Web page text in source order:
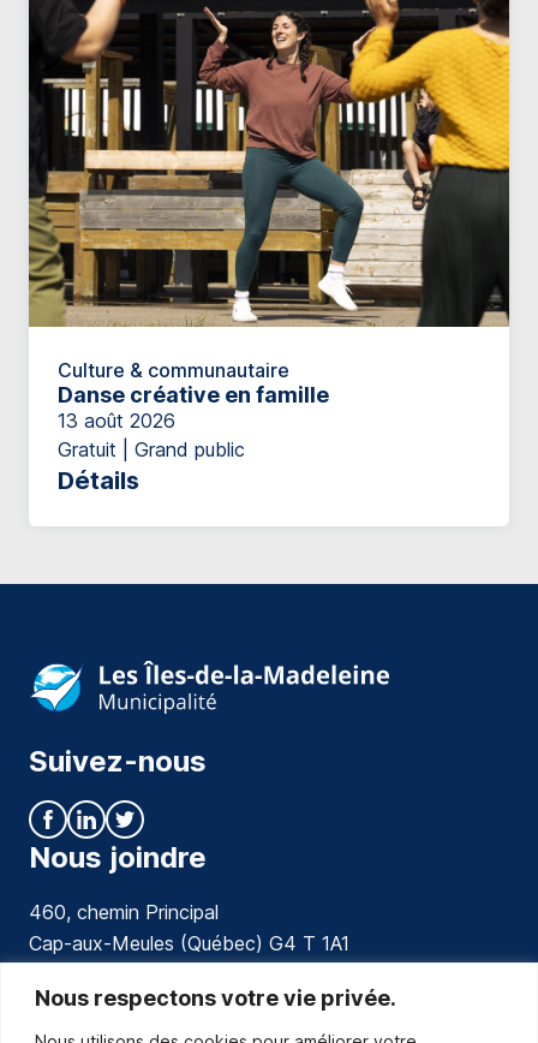
Nous respectons votre vie privée.
Culture & communautaire
Danse créative en famille
13 août 2026
Gratuit | Grand public
Détails
Suivez-nous
Nous joindre
460, chemin Principal
Cap-aux-Meules (Québec) G4 T 1A1
communications@muniles.ca